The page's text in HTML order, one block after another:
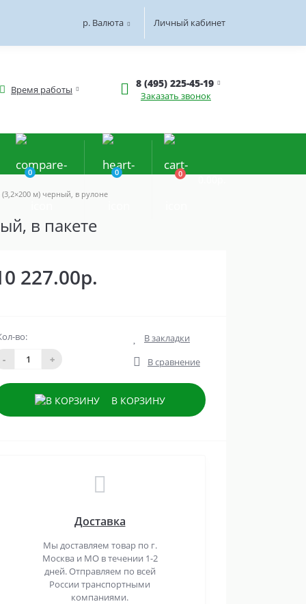
р. Валюта Личный кабинет
Время работы 8 (495) 225-45-19
Заказать звонок
0 0 0
м) черный, в рулоне
в пакете
227.00р.
во:
-
+
В закладки
В сравнение
В КОРЗИНУ
Доставка
Мы доставляем товар по г.
Москва и МО в течении 1-2
дней. Отправляем по всей
России транспортными
компаниями.